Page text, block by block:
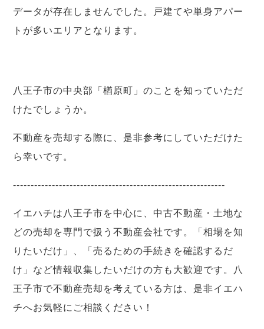
データが存在しませんでした。戸建てや単身アパー
トが多いエリアとなります。
八王子市の中央部「楢原町」のことを知っていただ
けたでしょうか。
不動産を売却する際に、是非参考にしていただけた
ら幸いです。
------------------------------------------------------------
イエハチは八王子市を中心に、中古不動産・土地な
どの売却を専門で扱う不動産会社です。「相場を知
りたいだけ」、「売るための手続きを確認するだ
け」など情報収集したいだけの方も大歓迎です。八
王子市で不動産売却を考えている方は、是非イエハ
チへお気軽にご相談ください！